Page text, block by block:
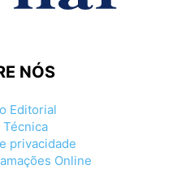
NÓS
Editorial
Técnica
privacidade
Online